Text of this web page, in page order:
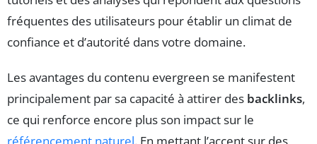
fréquentes des utilisateurs pour établir un climat de
confiance et d’autorité dans votre domaine.
Les avantages du contenu evergreen se manifestent
principalement par sa capacité à attirer des backlinks,
ce qui renforce encore plus son impact sur le